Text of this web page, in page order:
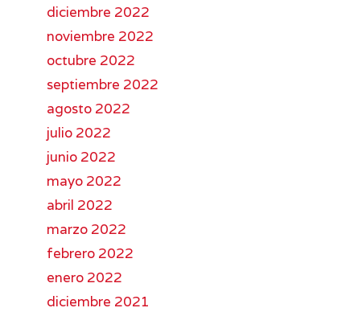
diciembre 2022
noviembre 2022
octubre 2022
septiembre 2022
agosto 2022
julio 2022
junio 2022
mayo 2022
abril 2022
marzo 2022
febrero 2022
enero 2022
diciembre 2021